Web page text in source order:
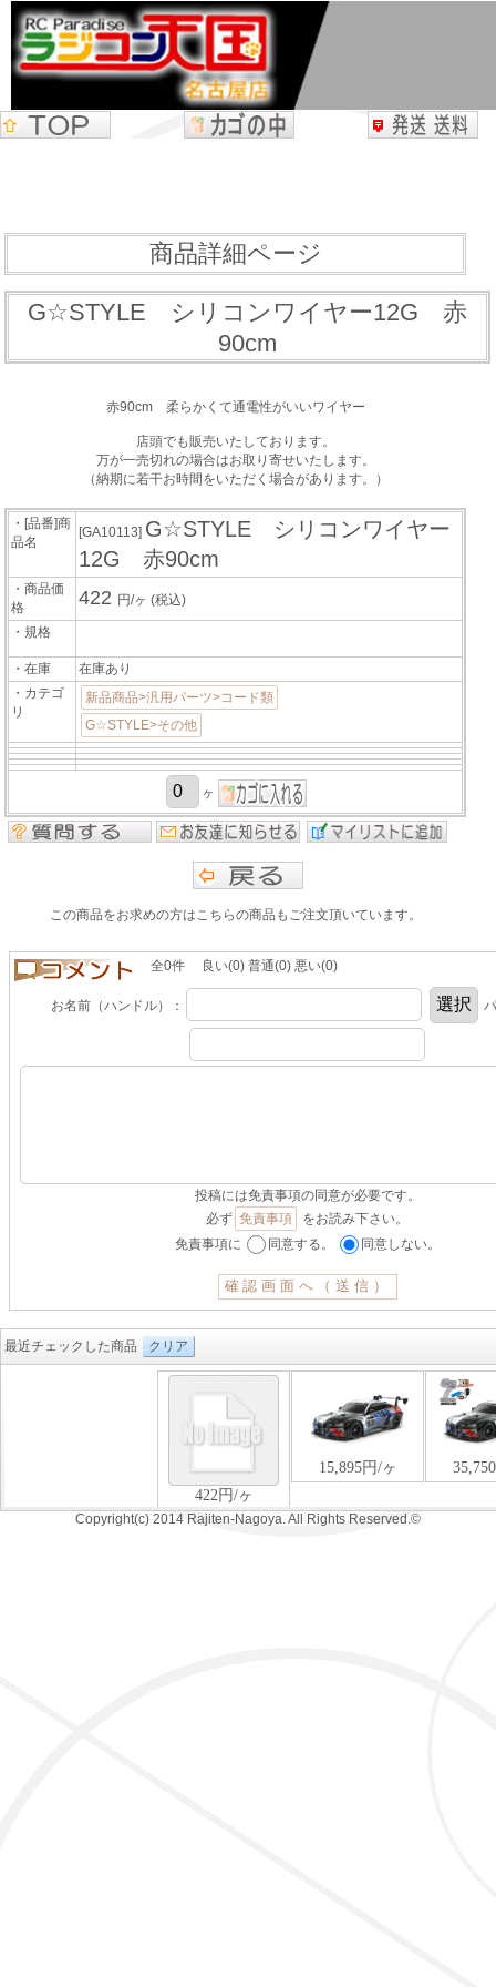
商品詳細ページ
G☆STYLE シリコンワイヤー12G 赤
90cm
赤90cm 柔らかくて通電性がいいワイヤー
店頭でも販売いたしております。
万が一売切れの場合はお取り寄せいたします。
（納期に若干お時間をいただく場合があります。）
・[品番]商
品名
[GA10113] G☆STYLE シリコンワイヤー
12G 赤90cm
・商品価
格
422 円/ヶ(税込)
・規格
・在庫
在庫あり
・カテゴ
リ
新品商品>汎用パーツ>コード類
G☆STYLE>その他
ヶ
この商品をお求めの方はこちらの商品もご注文頂いています。
全0件 良い(0) 普通(0) 悪い(0)
お名前（ハンドル）：
投稿には免責事項の同意が必要です。
必ず 免責事項
をお読み下さい。
免責事項に
同意する。 同意しない。
最近チェックした商品 クリア
Copyright(c) 2014 Rajiten-Nagoya. All Rights Reserved.©